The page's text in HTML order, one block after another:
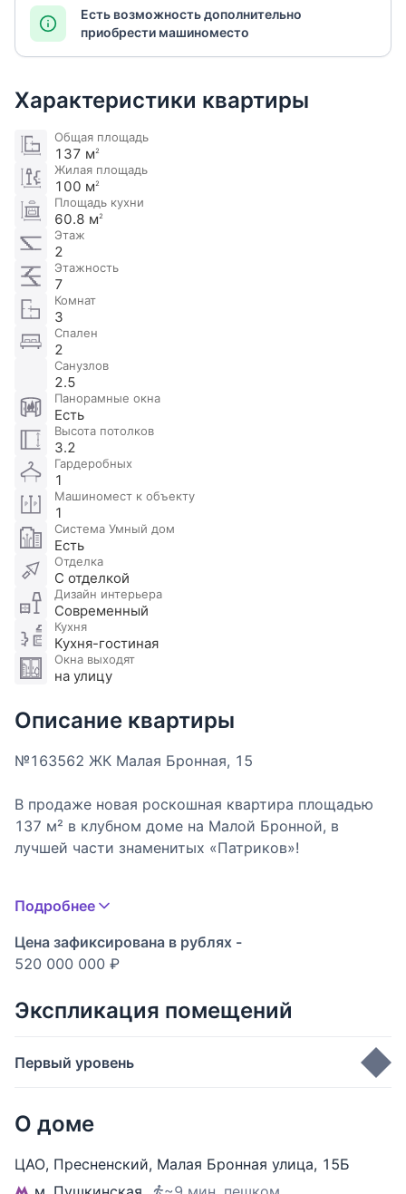
Есть возможность дополнительно
приобрести машиноместо
Характеристики квартиры
Общая площадь
137 м2
Жилая площадь
100 м2
Площадь кухни
60.8 м2
Этаж
2
Этажность
7
Комнат
3
Спален
2
Санузлов
2.5
Панорамные окна
Есть
Высота потолков
3.2
Гардеробных
1
Машиномест к объекту
1
Система Умный дом
Есть
Отделка
С отделкой
Дизайн интерьера
Современный
Кухня
Кухня-гостиная
Окна выходят
на улицу
Описание квартиры
№163562 ЖК Малая Бронная, 15
В продаже новая роскошная квартира площадью
137 м² в клубном доме на Малой Бронной, в
лучшей части знаменитых «Патриков»!
арочными панорамными окнами, две полноценные
мастер-спальни - каждая со своей личной ванной
комнатой и системами хранения, большая
помещение.
Интерьер квартиры выполнен в неоклассическом
стиле с использованием дорогих, натуральных
техникой Gaggenau. Гардины Loro Pianа, мебель
Bork - создают элегантный стиль квартиры,
Подробнее
Цена зафиксирована в рублях -
520 000 000 ₽
Экспликация помещений
Первый уровень
Гардеробная
Постирочная
Санузел
О доме
ЦАО, Пресненский, Малая Бронная улица, 15Б